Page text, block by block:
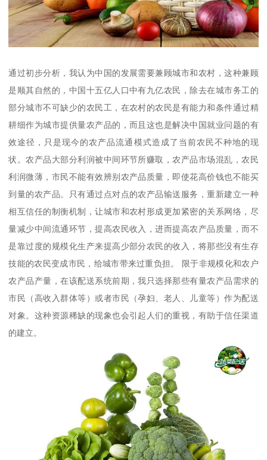
通过初步分析，我认为中国的发展需要兼顾城市和农村，这种兼顾
是顺其自然的，中国十五亿人口中有九亿农民，除去在城市务工的
部分城市不可缺少的农民工，在农村的农民是有能力和条件通过精
耕细作为城市提供量农产品的，而且这也是解决中国就业问题的有
效途径，只是现今的农产品流通模式造成了当前农民不种地的现
状。农产品大部分利润被中间环节所赚取，农产品市场混乱，农民
利润微薄，市民不能有效辨别农产品质量，即使花高价钱也不能买
到量的农产品。只有通过点对点的农产品输送服务，重新建立一种
相互信任的制衡机制，让城市和农村形成更加紧密的关系网络，尽
量减少中间流通环节，提高农民收入，进而提高农产品质量，而不
是靠过度的规模化生产来提高少部分农民的收入，将那些没有生存
技能的农民变成市民，给城市带来过重负担。 限于非规模化和农户
农产品产量，在该配送系统前期，我只选择那些有量农产品需求的
市民（高收入群体等）或者市民（孕妇、老人、儿童等）作为配送
对象。这种资源稀缺的现象也会引起人们的重视，有助于信任渠道
的建立。